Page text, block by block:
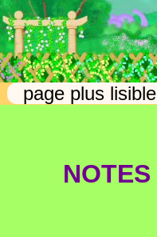
page plus lisible
NOTES